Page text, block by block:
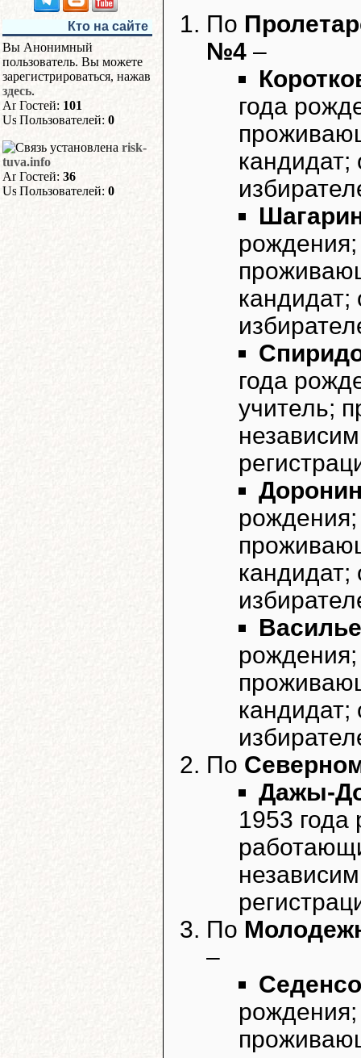
Кто на сайте
Вы Анонимный
пользователь. Вы можете
зарегистрироваться, нажав
здесь.
Гостей: 101
Пользователей: 0
risk-
tuva.info
Гостей: 36
Пользователей: 0
По
№4 –
года
кандидат;
кандидат;
года
учитель;
кандидат;
кандидат;
По
Дажы-
1953
По
–